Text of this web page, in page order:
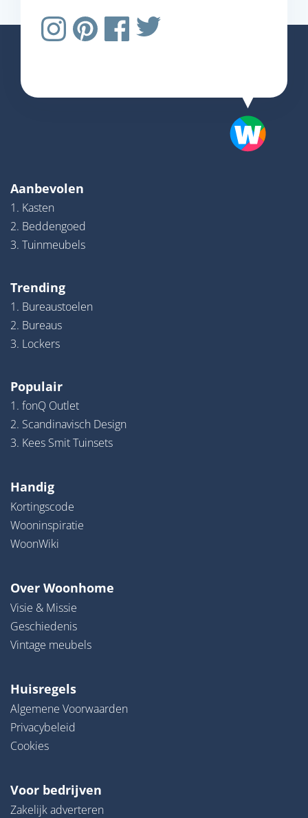
Aanbevolen
1. Kasten
2. Beddengoed
3. Tuinmeubels
Trending
1. Bureaustoelen
2. Bureaus
3. Lockers
Populair
1. fonQ Outlet
2. Scandinavisch Design
3. Kees Smit Tuinsets
Handig
Kortingscode
Wooninspiratie
WoonWiki
Over Woonhome
Visie & Missie
Geschiedenis
Vintage meubels
Huisregels
Algemene Voorwaarden
Privacybeleid
Cookies
Voor bedrijven
Zakelijk adverteren